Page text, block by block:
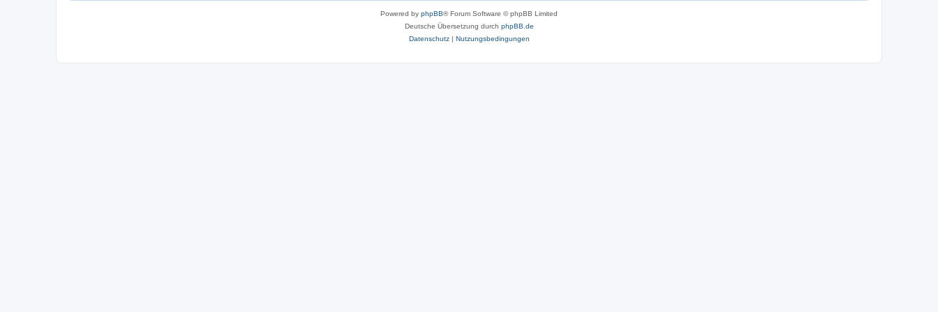
Powered by phpBB® Forum Software © phpBB Limited
Deutsche Übersetzung durch phpBB.de
Datenschutz| Nutzungsbedingungen